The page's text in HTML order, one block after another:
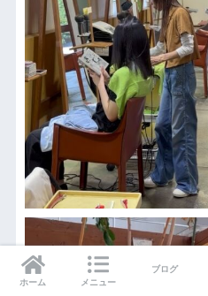
ホーム メニュー
ブログ